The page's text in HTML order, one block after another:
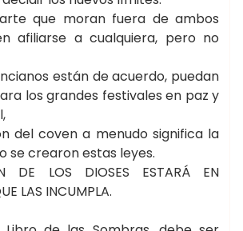
que moran fuera de ambos
afiliarse a cualquiera, pero no
están de acuerdo, puedan
los grandes festivales en paz y
del coven a menudo significa la
se crearon estas leyes.
DE LOS DIOSES ESTARÁ EN
LAS INCUMPLA.